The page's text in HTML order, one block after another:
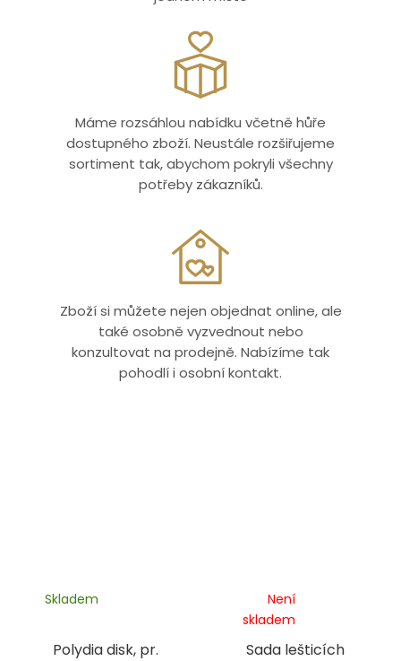
Máme rozsáhlou nabídku včetně hůře
dostupného zboží. Neustále rozšiřujeme
sortiment tak, abychom pokryli všechny
potřeby zákazníků.
Zboží si můžete nejen objednat online, ale
také osobně vyzvednout nebo
konzultovat na prodejně. Nabízíme tak
pohodlí i osobní kontakt.
Polydia disk, pr.
Skladem
Sada lešticích
Není
skladem